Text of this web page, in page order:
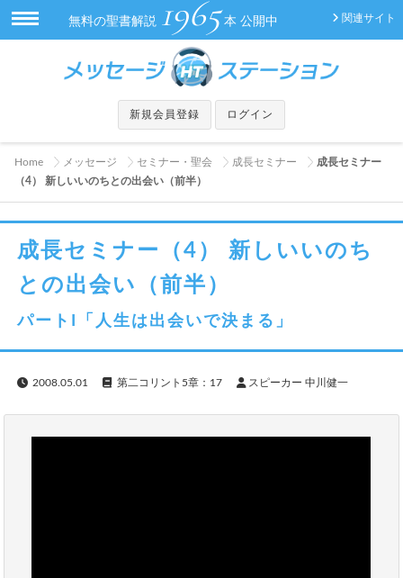
関連サイト
無料の聖書解説 1965 本 公開中
新規会員登録 ログイン
Home メッセージ セミナー・聖会 成長セミナー
成長セミナー
（4） 新しいいのちとの出会い（前半）
成長セミナー（4） 新しいいのち
との出会い（前半）
パートI「人生は出会いで決まる」
2008.05.01 第二コリント5章：17 スピーカー 中川健一